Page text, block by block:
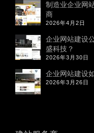
制造业企业网
商
2026年4月2日
企业网站建设
盛科技？
2026年3月30日
企业网站建设
2026年3月26日